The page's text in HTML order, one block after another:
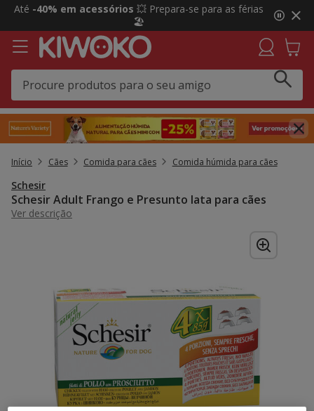
2
3,
mensagem,
Até -40% em acessórios 💥 Prepara-se para as férias
🏖️
Início Cães Comida para cães Comida húmida para cães
Schesir
Schesir Adult Frango e Presunto lata para cães
Ver descrição